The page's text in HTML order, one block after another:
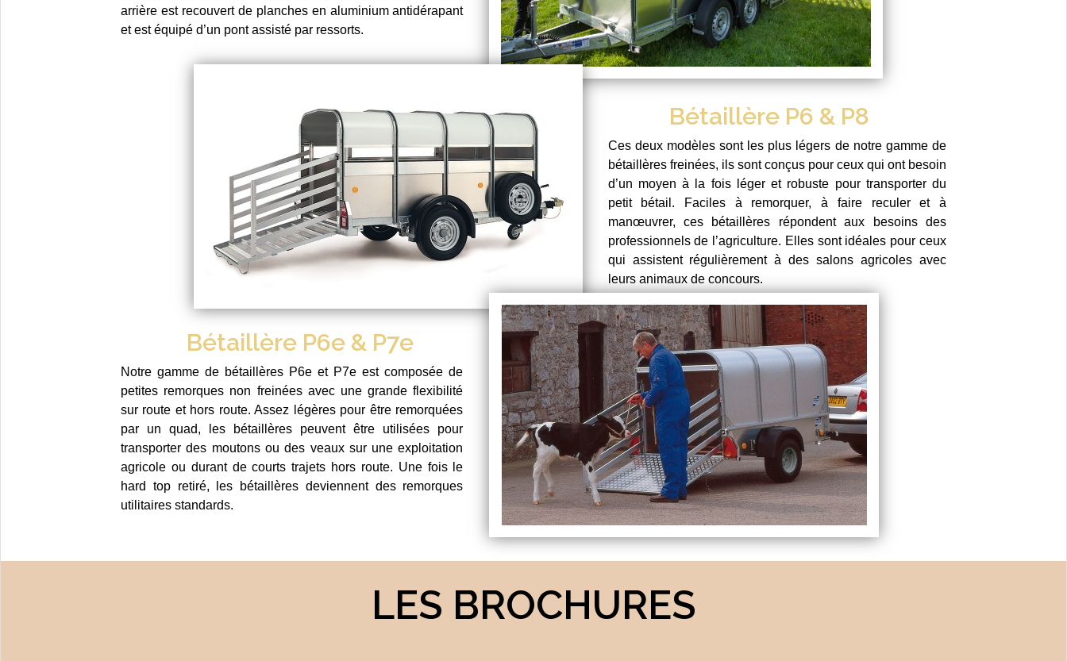
arrière est recouvert de planches en aluminium antidérapant
et est équipé d’un pont assisté par ressorts.
Bétaillère P6 & P8
Ces deux modèles sont les plus légers de notre gamme de
bétaillères freinées, ils sont conçus pour ceux qui ont besoin
d’un moyen à la fois léger et robuste pour transporter du
petit bétail. Faciles à remorquer, à faire reculer et à
manœuvrer, ces bétaillères répondent aux besoins des
professionnels de l’agriculture. Elles sont idéales pour ceux
qui assistent régulièrement à des salons agricoles avec
leurs animaux de concours.
Bétaillère P6e & P7e
Notre gamme de bétaillères P6e et P7e est composée de
petites remorques non freinées avec une grande flexibilité
sur route et hors route. Assez légères pour être remorquées
par un quad, les bétaillères peuvent être utilisées pour
transporter des moutons ou des veaux sur une exploitation
agricole ou durant de courts trajets hors route. Une fois le
hard top retiré, les bétaillères deviennent des remorques
utilitaires standards.
LES BROCHURES